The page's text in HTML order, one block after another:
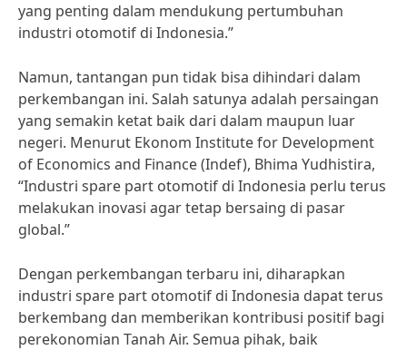
yang penting dalam mendukung pertumbuhan
industri otomotif di Indonesia.”
Namun, tantangan pun tidak bisa dihindari dalam
perkembangan ini. Salah satunya adalah persaingan
yang semakin ketat baik dari dalam maupun luar
negeri. Menurut Ekonom Institute for Development
of Economics and Finance (Indef), Bhima Yudhistira,
“Industri spare part otomotif di Indonesia perlu terus
melakukan inovasi agar tetap bersaing di pasar
global.”
Dengan perkembangan terbaru ini, diharapkan
industri spare part otomotif di Indonesia dapat terus
berkembang dan memberikan kontribusi positif bagi
perekonomian Tanah Air. Semua pihak, baik